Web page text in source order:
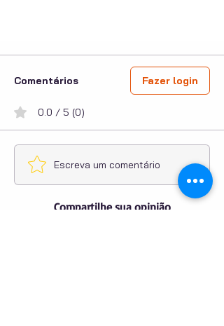
Comentários Fazer login
0.0 / 5 (0)
Escreva um comentário
Compartilhe sua opinião